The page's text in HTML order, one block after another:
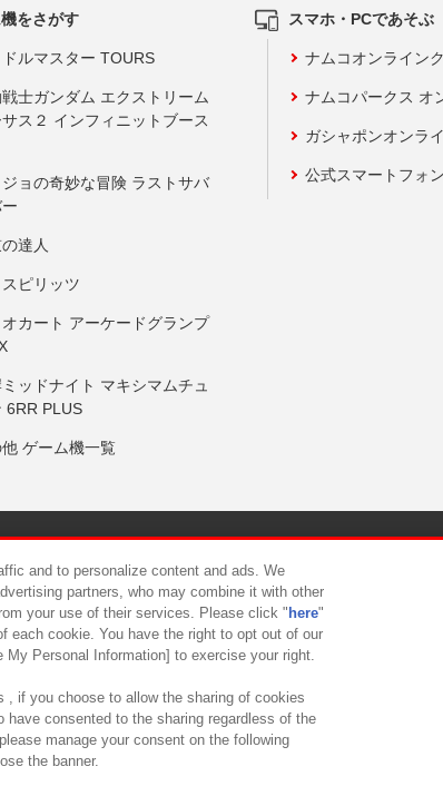
をさがす
ルマスター TOURS
士ガンダム エクストリーム
ス２ インフィニットブース
ョの奇妙な冒険 ラストサバ
達人
ピリッツ
カート アーケードグランプ
ッドナイト マキシマムチュ
6RR PLUS
ゲーム機一覧
スマホ・PCであそぶ
ナムコオンライン
ナムコパークス オ
ガシャポンオンラ
公式スマートフォ
について カスタマーハラスメント対応方針
and to personalize content and ads. We
partners, who may combine it with other
your use of their services. Please click " here"
each cookie. You have the right to opt out of our
Personal Information] to exercise your right.
, if you choose to allow the sharing of cookies
have consented to the sharing regardless of the
manage your consent on the following
the banner.